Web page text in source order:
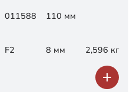
011588 110 мм
F2 8 мм 2,596 кг